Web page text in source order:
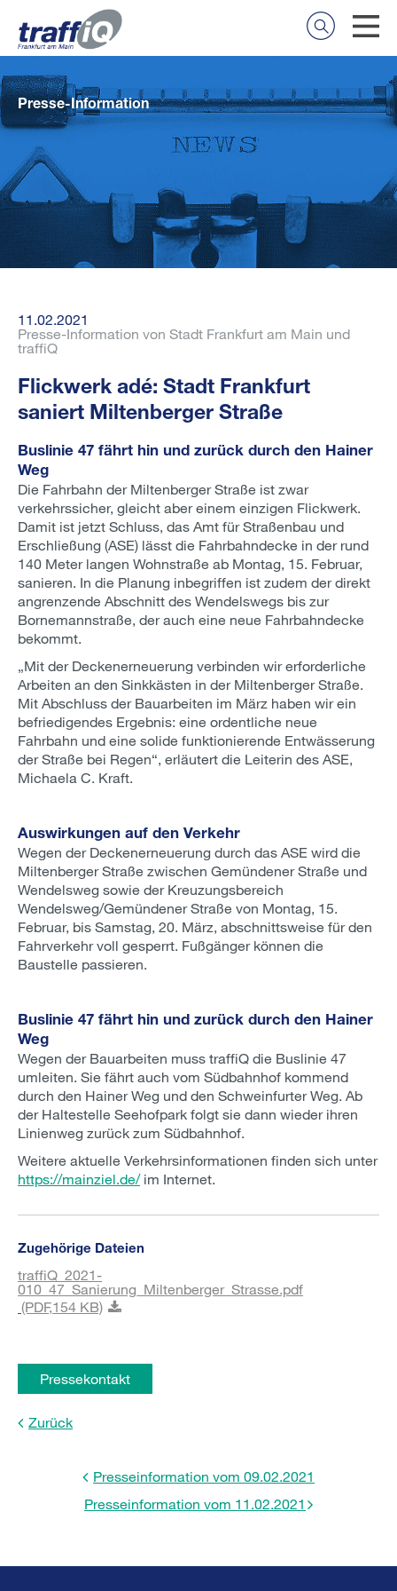
Presse-Information
11.02.2021
Presse-Information von Stadt Frankfurt am Main und
traffiQ
Flickwerk adé: Stadt Frankfurt
saniert Miltenberger Straße
Buslinie 47 fährt hin und zurück durch den Hainer
Weg
Die Fahrbahn der Miltenberger Straße ist zwar
verkehrssicher, gleicht aber einem einzigen Flickwerk.
Damit ist jetzt Schluss, das Amt für Straßenbau und
Erschließung (ASE) lässt die Fahrbahndecke in der rund
140 Meter langen Wohnstraße ab Montag, 15. Februar,
sanieren. In die Planung inbegriffen ist zudem der direkt
angrenzende Abschnitt des Wendelswegs bis zur
Bornemannstraße, der auch eine neue Fahrbahndecke
bekommt.
„Mit der Deckenerneuerung verbinden wir erforderliche
Arbeiten an den Sinkkästen in der Miltenberger Straße.
Mit Abschluss der Bauarbeiten im März haben wir ein
befriedigendes Ergebnis: eine ordentliche neue
Fahrbahn und eine solide funktionierende Entwässerung
der Straße bei Regen“, erläutert die Leiterin des ASE,
Michaela C. Kraft.
Auswirkungen auf den Verkehr
Wegen der Deckenerneuerung durch das ASE wird die
Miltenberger Straße zwischen Gemündener Straße und
Wendelsweg sowie der Kreuzungsbereich
Wendelsweg/Gemündener Straße von Montag, 15.
Februar, bis Samstag, 20. März, abschnittsweise für den
Fahrverkehr voll gesperrt. Fußgänger können die
Baustelle passieren.
Buslinie 47 fährt hin und zurück durch den Hainer
Weg
Wegen der Bauarbeiten muss traffiQ die Buslinie 47
umleiten. Sie fährt auch vom Südbahnhof kommend
durch den Hainer Weg und den Schweinfurter Weg. Ab
der Haltestelle Seehofpark folgt sie dann wieder ihren
Linienweg zurück zum Südbahnhof.
Weitere aktuelle Verkehrsinformationen finden sich unter
https://mainziel.de/im Internet.
Zugehörige Dateien
traffiQ_2021-
010_47_Sanierung_Miltenberger_Strasse.pdf
(PDF,154 KB)
Pressekontakt
Zurück
Presseinformation vom 09.02.2021
Presseinformation vom 11.02.2021